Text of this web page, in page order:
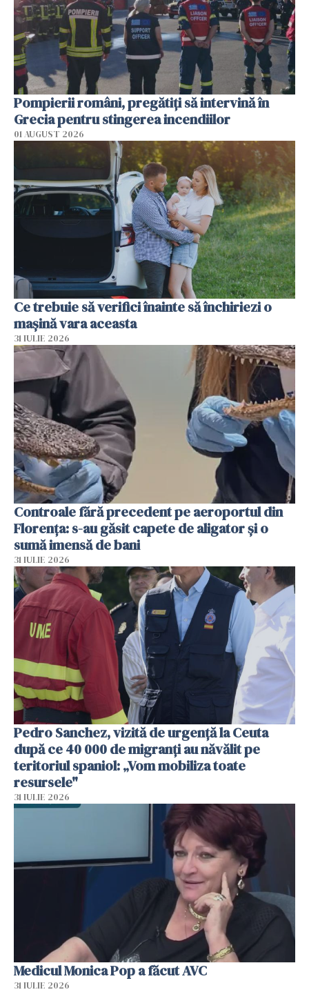
Pompierii români, pregătiţi să intervină în
Grecia pentru stingerea incendiilor
01 AUGUST 2026
Ce trebuie să verifici înainte să închiriezi o
mașină vara aceasta
31 IULIE 2026
Controale fără precedent pe aeroportul din
Florența: s-au găsit capete de aligator și o
sumă imensă de bani
31 IULIE 2026
Pedro Sanchez, vizită de urgență la Ceuta
după ce 40 000 de migranți au năvălit pe
teritoriul spaniol: „Vom mobiliza toate
resursele"
31 IULIE 2026
Medicul Monica Pop a făcut AVC
31 IULIE 2026